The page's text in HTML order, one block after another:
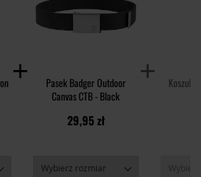
Pasek Badger Outdoor
Canvas CTB - Black
29,95 zł